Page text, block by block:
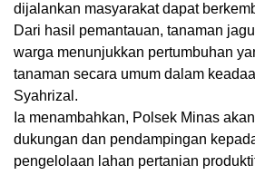
dijalankan masyarakat dapat
Dari hasil pemantauan, tanaman
warga menunjukkan pertumbuhan
tanaman secara umum dalam
Syahrizal.
Ia menambahkan, Polsek Minas
dukungan dan pendampingan
pengelolaan lahan pertanian